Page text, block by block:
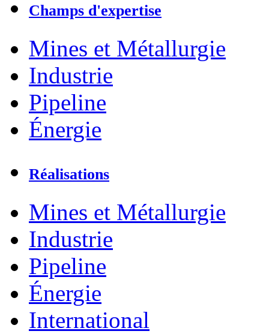
Champs d'expertise
Mines et Métallurgie
Industrie
Pipeline
Énergie
Réalisations
Mines et Métallurgie
Industrie
Pipeline
Énergie
International